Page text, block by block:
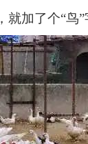
加了个“鸟”